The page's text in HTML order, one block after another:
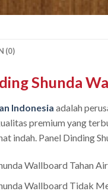
(0)
Shunda
Indonesia adalah
premium yang
indah. Panel Dinding
Wallboard Tahan Air
Wallboard Tidak